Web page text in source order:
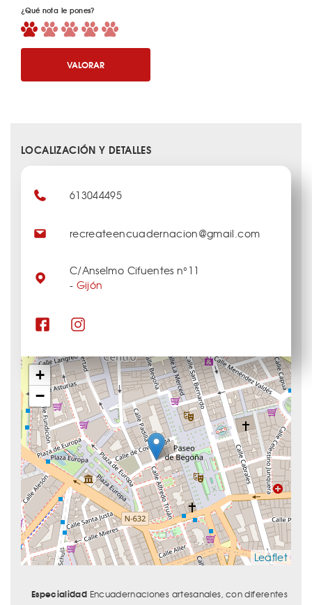
¿Qué nota le pones?
VALORAR
LOCALIZACIÓN Y DETALLES
+
−
Leaflet
613044495
recreateencuadernacion@gmail.com
C/Anselmo Cifuentes n°11
- Gijón
Especialidad Encuadernaciones artesanales, con diferentes